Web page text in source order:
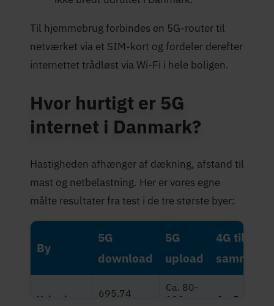
Til hjemmebrug forbindes en 5G-router til
netværket via et SIM-kort og fordeler derefter
internettet trådløst via Wi-Fi i hele boligen.
Hvor hurtigt er 5G
internet i Danmark?
Hastigheden afhænger af dækning, afstand til
mast og netbelastning. Her er vores egne
målte resultater fra test i de tre største byer:
By
5G
download
5G
upload
4G til
København
695,74
Ca. 80-
120
Ca. 50-80